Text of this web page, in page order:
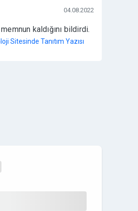
04.08.2022
kaldığını bildirdi.
Sitesinde Tanıtım Yazısı